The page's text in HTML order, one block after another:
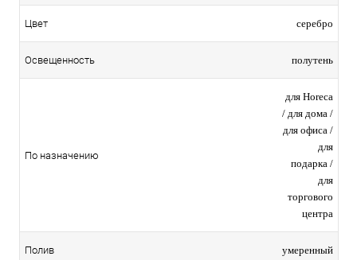
Цвет серебро
Освещенность полутень
По назначению
для Horeca
/ для дома /
для офиса /
для
подарка /
для
торгового
центра
Полив умеренный